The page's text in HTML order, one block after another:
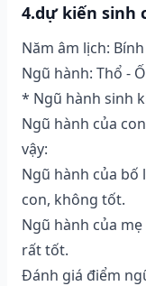
4.dự kiến sinh
Năm âm lịch:
Ngũ hành: Thổ -
* Ngũ hành sinh
Ngũ hành của
vậy:
Ngũ hành của bố
con, không tốt.
Ngũ hành của
rất tốt.
Đánh giá điểm